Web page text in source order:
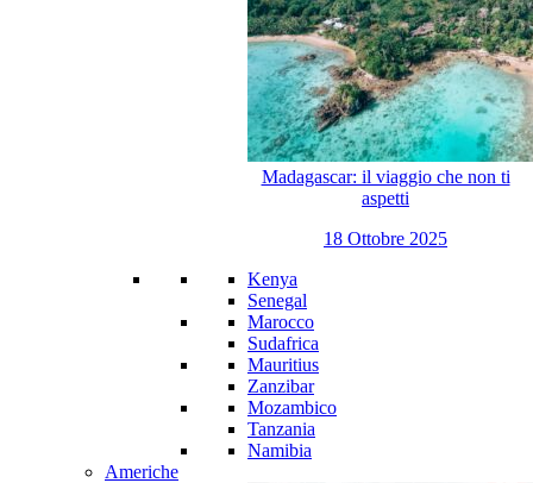
Madagascar: il viaggio che non ti
aspetti
18 Ottobre 2025
Kenya
Senegal
Marocco
Sudafrica
Mauritius
Zanzibar
Mozambico
Tanzania
Namibia
Americhe